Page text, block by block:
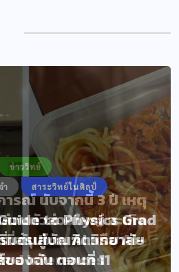
ข่าววิทย์
ารณ์ นับจากนี้ 3 ปี เหตุ
วนตัวส่วนใหญ่ จะเกิด
ที่สรุปโดย AI หรือ AI-
Inferences
ำ สาระวิทย์ในศิลป์
to Physics Grad
มต้นสู่บัณฑิตวิทยาลัย
องฉัน ตอนที่ 11